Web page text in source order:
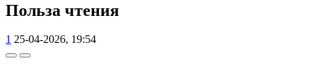
Польза чтения
1 25-04-2026, 19:54